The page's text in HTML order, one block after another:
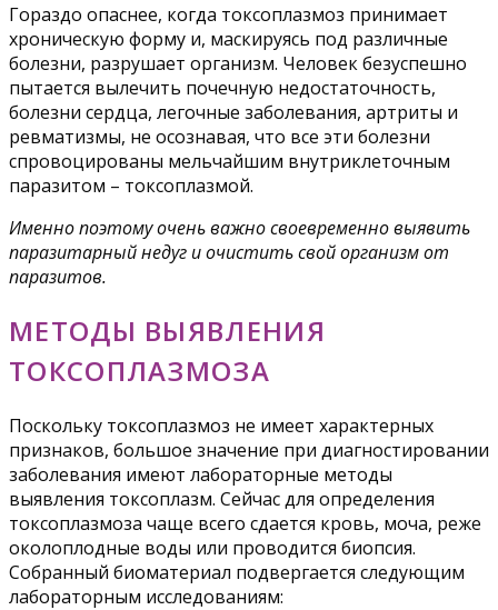
Гораздо опаснее, когда токсоплазмоз принимает
хроническую форму и, маскируясь под различные
болезни, разрушает организм. Человек безуспешно
пытается вылечить почечную недостаточность,
болезни сердца, легочные заболевания, артриты и
ревматизмы, не осознавая, что все эти болезни
спровоцированы мельчайшим внутриклеточным
паразитом – токсоплазмой.
Именно поэтому очень важно своевременно выявить
паразитарный недуг и очистить свой организм от
паразитов.
МЕТОДЫ ВЫЯВЛЕНИЯ
ТОКСОПЛАЗМОЗА
Поскольку токсоплазмоз не имеет характерных
признаков, большое значение при диагностировании
заболевания имеют лабораторные методы
выявления токсоплазм. Сейчас для определения
токсоплазмоза чаще всего сдается кровь, моча, реже
околоплодные воды или проводится биопсия.
Собранный биоматериал подвергается следующим
лабораторным исследованиям: